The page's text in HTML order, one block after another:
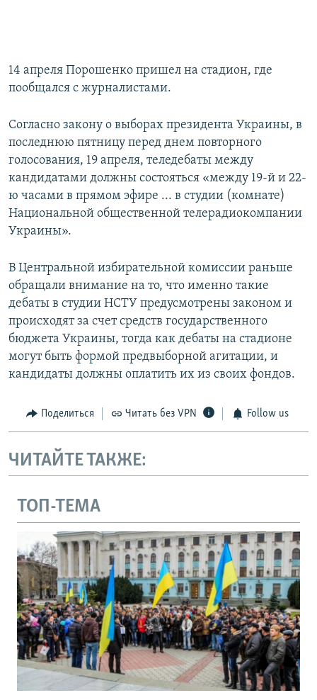
14 апреля Порошенко пришел на стадион, где
пообщался с журналистами.
Согласно закону о выборах президента Украины, в
последнюю пятницу перед днем повторного
голосования, 19 апреля, теледебаты между
кандидатами должны состояться «между 19-й и 22-
ю часами в прямом эфире ... в студии (комнате)
Национальной общественной телерадиокомпании
Украины».
В Центральной избирательной комиссии раньше
обращали внимание на то, что именно такие
дебаты в студии НСТУ предусмотрены законом и
происходят за счет средств государственного
бюджета Украины, тогда как дебаты на стадионе
могут быть формой предвыборной агитации, и
кандидаты должны оплатить их из своих фондов.
Поделиться Читать без VPN Follow us
ЧИТАЙТЕ ТАКЖЕ:
ТОП-ТЕМА